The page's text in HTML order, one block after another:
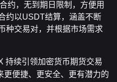
约，无到期日限制，方便用
约以USDT结算，涵盖不断
种交易对，并根据市场需求
持续引领加密货币期货交易
便捷、更安全、更有潜力的